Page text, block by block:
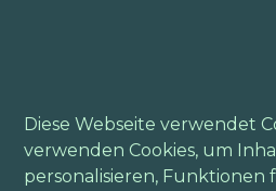
Diese Webseite verwendet
verwenden Cookies, um
personalisieren, Funktionen